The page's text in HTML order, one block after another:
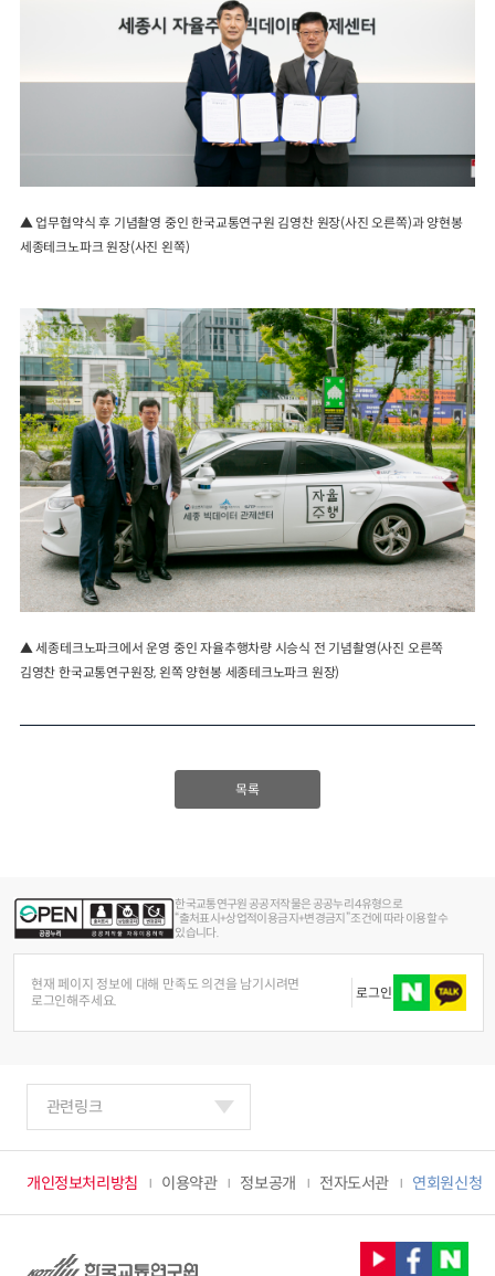
▲ 업무협약식 후 기념촬영 중인 한국교통연구원 김영찬 원장(사진 오른쪽)과 양현봉
세종테크노파크 원장(사진 왼쪽)
▲ 세종테크노파크에서 운영 중인 자율추행차량 시승식 전 기념촬영(사진 오른쪽
김영찬 한국교통연구원장, 왼쪽 양현봉 세종테크노파크 원장)
목록
한국교통연구원 공공저작물은 공공누리 4유형으로
“출처표시+상업적이용금지+변경금지” 조건에 따라 이용할 수
있습니다.
현재 페이지 정보에 대해 만족도 의견을 남기시려면
로그인해주세요.
로그인
개인정보처리방침 이용약관 정보공개 전자도서관 연회원신청
관련링크